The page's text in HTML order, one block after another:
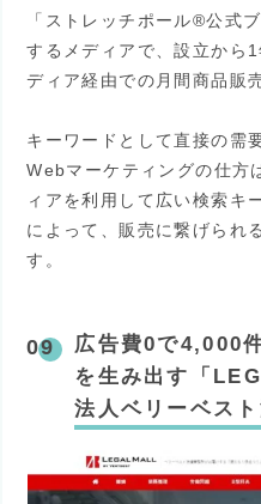
「ストレッチポール®公式
するメディアで、設立から
ディア経由での月間商品販
キーワードとして直接の需
Webマーケティングの仕方
ィアを利用して広い検索キ
によって、販売に繋げられ
す。
広告費0で4,000
を生み出す「
法人ベリーベスト